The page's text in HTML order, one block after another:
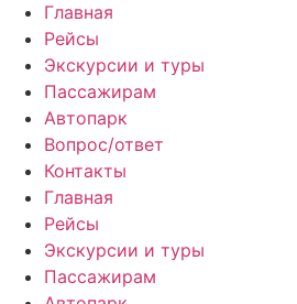
Главная
Рейсы
Экскурсии и туры
Пассажирам
Автопарк
Вопрос/ответ
Контакты
Главная
Рейсы
Экскурсии и туры
Пассажирам